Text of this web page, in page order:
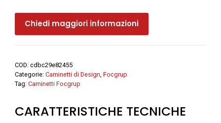
legna
centrale
CH
14
Focgrup
Chiedi maggiori informazioni
COD: cdbc29e82455
Categorie: Caminetti di Design, Focgrup
Tag: Caminetti Focgrup
CARATTERISTICHE TECNICHE